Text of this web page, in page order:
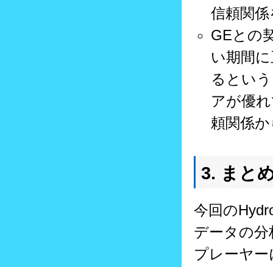
信頼関
GEとの
い期間
るとい
アが優
頼関係
3. まと
今回の
データの
プレーヤ